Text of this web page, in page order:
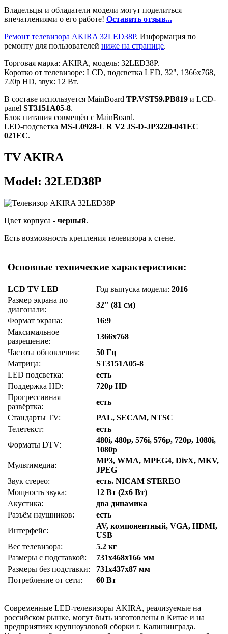
Владельцы и обладатели модели могут поделиться
впечатлениями о его работе! Оставить отзыв...
Ремонт телевизора AKIRA 32LED38P. Информация по
ремонту для пользователей ниже на странице.
Торговая марка: AKIRA, модель: 32LED38P.
Коротко от телевизоре: LCD, подсветка LED, 32", 1366x768,
720p HD, звук: 12 Вт.
В составе используется MainBoard TP.VST59.PB819 и LCD-
panel ST3151A05-8.
Блок питания совмещён с MainBoard.
LED-подсветка MS-L0928-L R V2 JS-D-JP3220-041EC
021EC.
TV AKIRA
Model: 32LED38P
Цвет корпуса - черный.
Есть возможность крепления телевизора к стене.
Основные технические характеристики:
LCD TV LED Год выпуска модели:2016
Размер экрана по
диагонали:
32" (81 см)
Формат экрана:
16:9
Максимальное
разрешение:
1366x768
Частота обновления:
50 Гц
Матрица:
ST3151A05-8
LED подсветка:
есть
Поддержка HD:
720p HD
Прогрессивная
развёртка:
есть
Стандарты TV:
PAL, SECAM, NTSC
Телетекст:
есть
Форматы DTV:
480i, 480p, 576i, 576p, 720p, 1080i,
1080p
Мультимедиа:
MP3, WMA, MPEG4, DivX, MKV,
JPEG
Звук стерео:
есть. NICAM STEREO
Мощность звука:
12 Вт (2x6 Вт)
Акустика:
два динамика
Разъём наушников:
есть
Интерфейс:
AV, компонентный, VGA, HDMI,
USB
Вес телевизора:
5.2 кг
Размеры с подставкой:
731x468x166 мм
Размеры без подставки:
731x437x87 мм
Потребление от сети:
60 Вт
Современные LED-телевизоры AKIRA, реализуемые на
российском рынке, могут быть изготовлены в Китае и на
предприятиях крупноузловой сборки г. Калининграда.